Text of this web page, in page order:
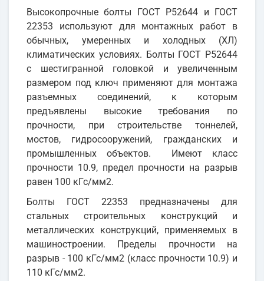
Высокопрочные болты ГОСТ Р52644 и ГОСТ
22353 используют для монтажных работ в
обычных, умеренных и холодных (ХЛ)
климатических условиях. Болты ГОСТ Р52644
с шестигранной головкой и увеличенным
размером под ключ применяют для монтажа
разъемных соединений, к которым
предъявлены высокие требования по
прочности, при строительстве тоннелей,
мостов, гидросооружений, гражданских и
промышленных объектов. Имеют класс
прочности 10.9, предел прочности на разрыв
равен 100 кГс/мм2.
Болты ГОСТ 22353 предназначены для
стальных строительных конструкций и
металлических конструкций, применяемых в
машиностроении. Пределы прочности на
разрыв - 100 кГс/мм2 (класс прочности 10.9) и
110 кГс/мм2.